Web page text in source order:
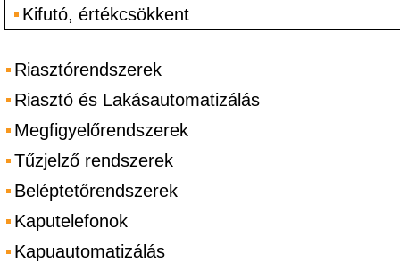
Kifutó, értékcsökkent
Riasztórendszerek
Riasztó és Lakásautomatizálás
Megfigyelőrendszerek
Tűzjelző rendszerek
Beléptetőrendszerek
Kaputelefonok
Kapuautomatizálás